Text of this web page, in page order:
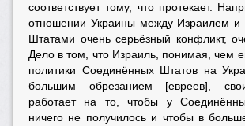
соответствует тому, что протекает.
отношении Украины между Израилем
Штатами очень серьёзный конфликт,
Дело в том, что Израиль, понимая, чем
политики Соединённых Штатов на
большим обрезанием [евреев],
работает на то, чтобы у
ничего не получилось и чтобы в